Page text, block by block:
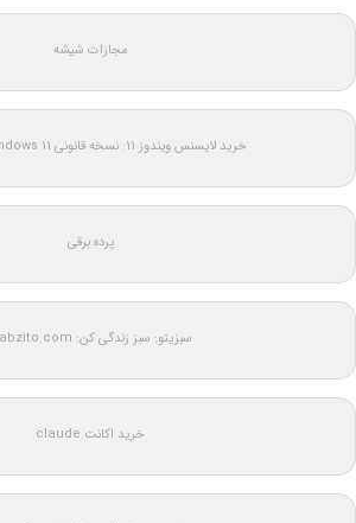
مجازات شیشه
خرید لایسنس ویندوز 11: نسخه قانونی Windows 11 اورجینال
پرده برقی
سبزیتو: سبز زندگی کن: Sabzito.com
خرید اکانت claude